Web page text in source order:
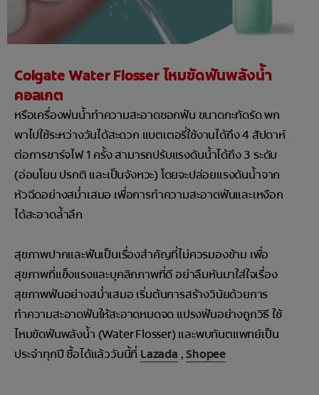
Colgate Water Flosser ไหมขัดฟันพลังน้ำ
คอลเกต
หรือเครื่องพ่นน้ำทำความสะอาดซอกฟัน ขนาดกะทัดรัด พก
พาไปใช้ระหว่างวันได้สะดวก แบตเตอรี่ใช้งานได้ถึง 4 สัปดาห์
ต่อการชาร์จไฟ 1 ครั้ง สามารถปรับแรงดันน้ำได้ถึง 3 ระดับ
(อ่อนโยน ปรกติ และเป็นจังหวะ) โดยจะปล่อยแรงดันน้ำจาก
หัวฉีดอย่างสม่ำเสมอ เพื่อการทำความสะอาดฟันและเหงือก
ได้สะอาดล้ำลึก
สุขภาพปากและฟันเป็นเรื่องสำคัญที่ไม่ควรมองข้าม เพื่อ
สุขภาพที่แข็งแรงและบุคลิกภาพที่ดี อย่าลืมหันมาใส่ใจเรื่อง
สุขภาพฟันอย่างสม่ำเสมอ เริ่มต้นการสร้างวินัยด้วยการ
ทำความสะอาดฟันให้สะอาดหมดจด แปรงฟันอย่างถูกวิธี ใช้
ไหมขัดฟันพลังน้ำ (Water Flosser) และพบทันตแพทย์เป็น
ประจำทุกปี ซื้อได้แล้ววันนี้ที่ Lazada ,Shopee